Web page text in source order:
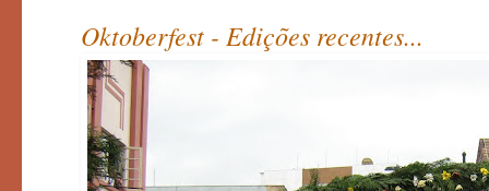
Oktoberfest - Edições recentes...